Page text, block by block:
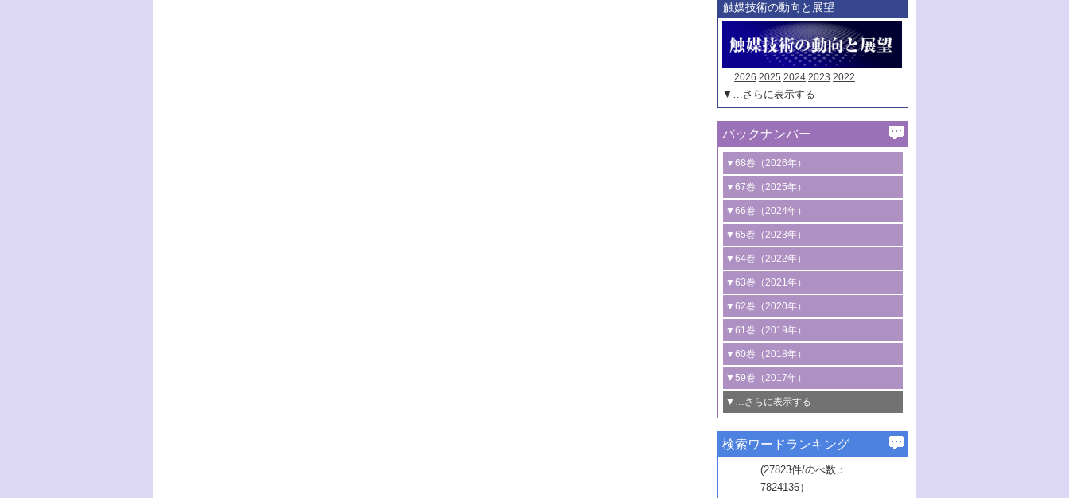
触媒技術の動向と展望
2026 2025 2024 2023 2022
▼…さらに表示する
バックナンバー
▼68巻（2026年）
1号 過酸化水素合成に関する研究動向
2号 コンピューター技術により加速する
触媒開発
3号 有機分子変換やCO 資源化のための
光触媒に関する最近の研究
B号 第137回触媒討論会（2026年）
▼67巻（2025年）
1号 CO
水素化によるグリーン燃料/グリ
ーンケミカル製造
2号 水素製造のための水分解技術に関す
る最近の研究
3号 オレフィン系樹脂の精密合成に関す
る最新技術
4号 アルコール類の効率的変換を実現す
る非貴金属触媒の研究動向
5号 ゼオライトの合成と応用における研
究動向
6号 ヘテロ接合界面
B号 第135回触媒討論会（2025年）
▼66巻（2024年）
1号 低次元ナノ構造を有する触媒材料
2号 規制反応場を活用した固体触媒研究
の新展開
3号 未踏分子変換を目指した酸化触媒プ
ロセスの最前線
4号 シンクロトロン放射光および中性子
線を利用した触媒解析技術の最先端
5号 単原子触媒
6号 参照触媒委員会からのお知らせ
B号 第133回触媒討論会（2023年）
▼65巻（2023年）
1号 炭素が関わる触媒機能
2号 プラスチックケミカルリサイクルの
ための触媒技術
3号 非酸化物系金属化合物を基盤とした
触媒材料の開発
4号 格子酸素・格子酸素欠陥を利用した
触媒反応
5号 生体触媒によるエネルギー変換反応
6号 窒素とリンの循環のための触媒・機
能性材料
▼64巻（2022年）
1号 合成ガス製造とCOを用いるケミカル
ズ合成の最新動向
2号 化学品合成のための合金触媒開発
3号 CO の排出削減および有効活用のた
めの触媒技術
4号 若手による情報発信企画～とびたて
若き触媒の研究者たち～（1）
若き触媒の研究者たち～（2）
6号 石油のノーブル・ユースを志向した
触媒技術
▼63巻（2021年）
1号 金触媒の新展開
2号 ペロブスカイト
3号 特殊反応場を利用した触媒的分子変
換反応
4号 多孔質材料を用いた触媒の新展開
5号 情報学的手法を用いた触媒開発
6号 カーボンニュートラルに向けた電解
技術
B号 第127回触媒討論会（2021年・オン
ライン開催(Zoom)のみ）
▼62巻（2020年）
1号 触媒設計を拓く欠陥構造のキャラク
タリゼーション
2号 機能化学品製造に資するクリーンな
触媒的酸化反応
3号 水処理のための触媒化学
4号 光触媒を用いた水分解の最新の研究
動向
5号 次世代の触媒プロセスを支えるマイ
▼61巻（2019年）
1号 物質移動制御に着目した触媒プロセ
ス開発
2号 CO2 フリー水素サプライチェーンに
関わる触媒開発動向
3号 精密高分子合成に関する最近の研究
動向
4号 バイオマス化成品製造のための触媒
▼60巻（2018年）
1号 固体酸触媒の最新の研究動向
2号 二酸化炭素からの有用化学品合成
3号 ナノ粒子・クラスター触媒の最前線
4号 60周年記念企画
5号 進化するゼオライト合成技術
6号 非貴金属系触媒における電気化学的
▼59巻（2017年）
1号 いたるところに，触媒
最先端技術
3号 無機分離膜材料の開発と触媒反応プ
ロセスへの適用
▼…さらに表示する
1号 ユニークな構造の高分子を生み出す触
2号 リグニンからの化成品製造に向けた触
▼57巻（2015年）
1号 水素キャリアにかかわる触媒技術の新
▼56巻（2014年）
検索ワードランキング
(27823件/のべ数：
7824136）